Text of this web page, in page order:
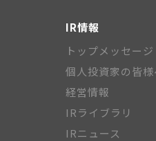
IR情報
トップメッセージ
個人投資家の皆様
経営情報
IRライブラリ
IRニュース